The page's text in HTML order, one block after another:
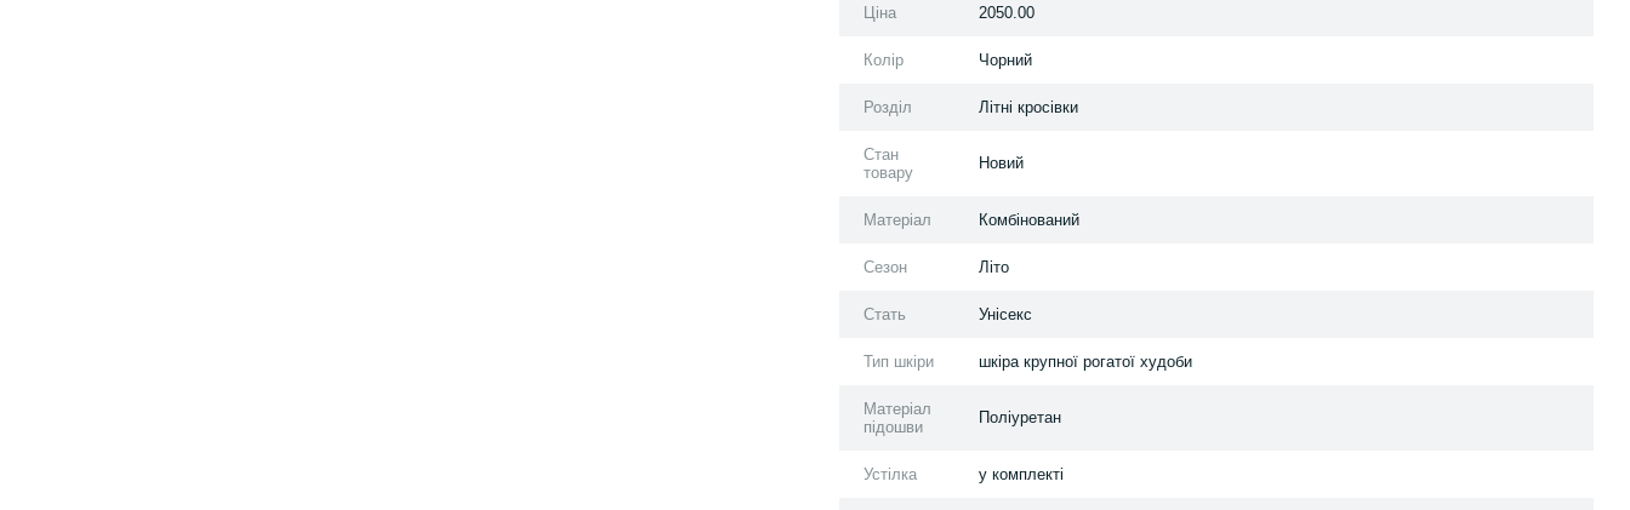
Ціна 2050.00
Колір Чорний
Розділ Літні кросівки
Стан
товару
Новий
Матеріал Комбінований
Сезон Літо
Стать Унісекс
Тип шкіри шкіра крупної рогатої худоби
Матеріал
підошви
Поліуретан
Устілка у комплекті